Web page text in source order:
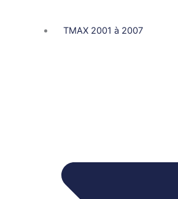
TMAX 2001 à 2007